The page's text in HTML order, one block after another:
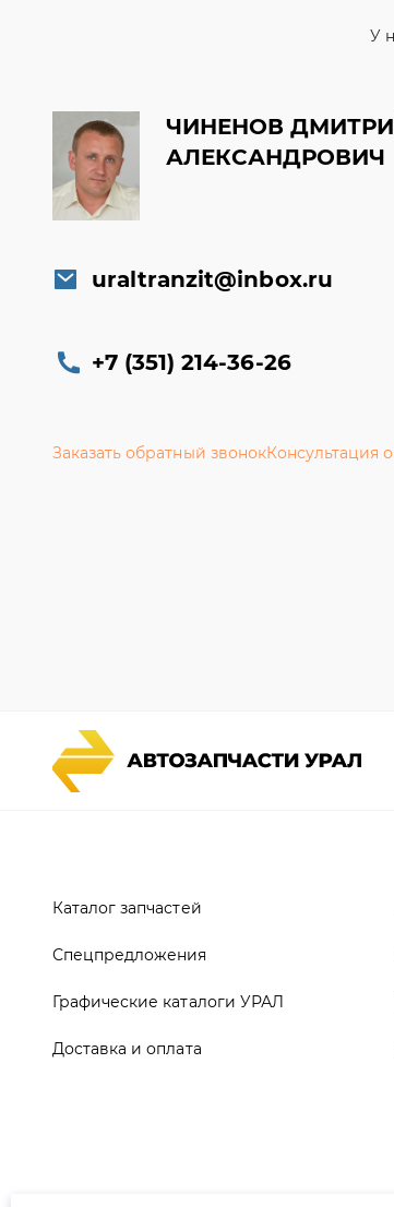
У
ЧИНЕНОВ
АЛЕКСАНДРОВИЧ
uraltranzit@inbox.ru
+7 (351) 214-36-26
Заказать обратный звонокКонсультация
Каталог запчастей